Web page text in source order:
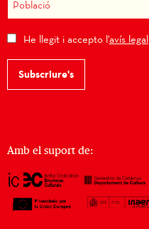
He llegit i accepto l'avís legal
Subscriure's
Amb el suport de: